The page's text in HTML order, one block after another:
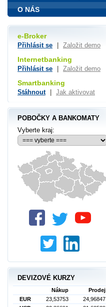
O NÁS
e-Broker
Přihlásit se Založit demo
Internetbanking
Přihlásit se Založit demo
Smartbanking
Stáhnout Jak aktivovat
POBOČKY A BANKOMATY
Vyberte kraj:
DEVIZOVÉ KURZY
Nákup
Prodej
EUR
23,53753
24,96847